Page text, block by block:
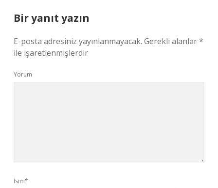
Bir yanıt yazın
E-posta adresiniz yayınlanmayacak. Gerekli alanlar*
ile işaretlenmişlerdir
Yorum
İsim*